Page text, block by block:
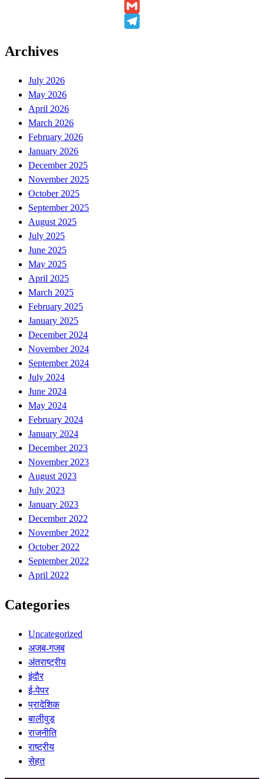
Email
Gmail
Archives
July 2026
May 2026
April 2026
March 2026
February 2026
January 2026
December 2025
November 2025
October 2025
September 2025
August 2025
July 2025
June 2025
May 2025
April 2025
March 2025
February 2025
January 2025
December 2024
November 2024
September 2024
July 2024
June 2024
May 2024
February 2024
January 2024
December 2023
November 2023
August 2023
July 2023
January 2023
December 2022
November 2022
October 2022
September 2022
April 2022
Categories
Uncategorized
अजब-गजब
अंतराष्ट्रीय
इंदौर
ई-पेपर
प्रादेशिक
बालीवुड
राजनीति
राष्ट्रीय
सेहत